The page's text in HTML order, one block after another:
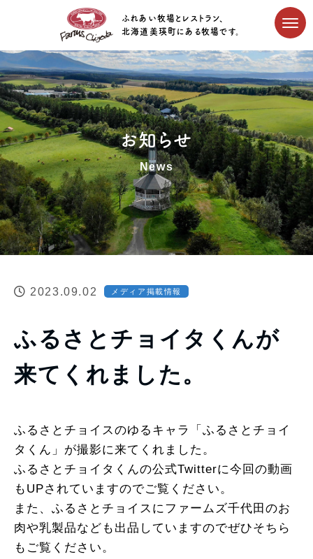
ふれあい牧場とレストラン、
北海道美瑛町にある牧場です。
お知らせ
News
2023.09.02 メディア掲載情報
ふるさとチョイタくんが
来てくれました。
ふるさとチョイスのゆるキャラ「ふるさとチョイ
タくん」が撮影に来てくれました。
ふるさとチョイタくんの公式Twitterに今回の動画
もUPされていますのでご覧ください。
また、ふるさとチョイスにファームズ千代田のお
肉や乳製品なども出品していますのでぜひそちら
もご覧ください。